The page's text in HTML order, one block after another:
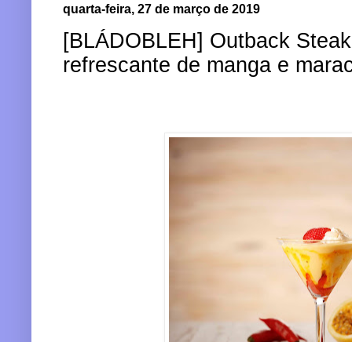
quarta-feira, 27 de março de 2019
[BLÁDOBLEH] Outback
refrescante de manga e